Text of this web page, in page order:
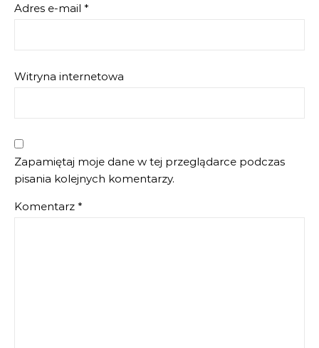
Adres e-mail *
Witryna internetowa
Zapamiętaj moje dane w tej przeglądarce podczas
pisania kolejnych komentarzy.
Komentarz *